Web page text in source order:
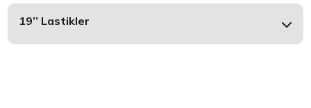
19’’ Lastikler